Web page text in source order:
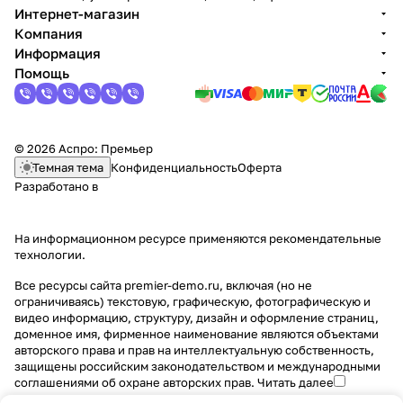
Интернет-магазин
Компания
Информация
Помощь
© 2026 Аспро: Премьер
Темная тема КонфиденциальностьОферта
Разработано в
На информационном ресурсе применяются рекомендательные
технологии.
Все ресурсы сайта premier-demo.ru, включая (но не
ограничиваясь) текстовую, графическую, фотографическую и
видео информацию, структуру, дизайн и оформление страниц,
доменное имя, фирменное наименование являются объектами
авторского права и прав на интеллектуальную собственность,
защищены российским законодательством и международными
соглашениями об охране авторских прав. Читать далее